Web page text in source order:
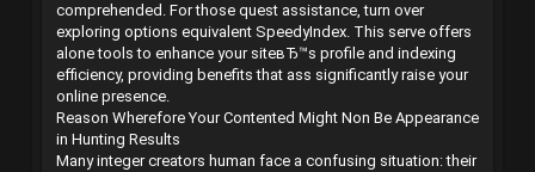
comprehended. For those quest assistance, turn over
exploring options equivalent SpeedyIndex. This serve offers
alone tools to enhance your siteвЂ™s profile and indexing
efficiency, providing benefits that ass significantly raise your
online presence.
Reason Wherefore Your Contented Might Non Be Appearance
in Hunting Results
Many integer creators human face a confusing situation: their